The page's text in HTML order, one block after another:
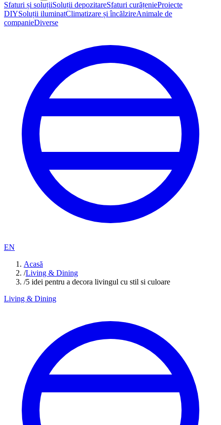
Sfaturi și soluțiiSoluții depozitareSfaturi curățenieProiecte
DIYSoluții iluminatClimatizare și încălzireAnimale de
companieDiverse
EN
Acasă
/Living & Dining
/5 idei pentru a decora livingul cu stil si culoare
Living & Dining